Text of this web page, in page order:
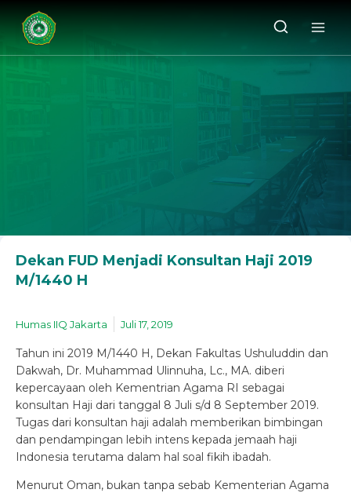
Dekan FUD Menjadi Konsultan Haji 2019
M/1440 H
Humas IIQ Jakarta Juli 17, 2019
Tahun ini 2019 M/1440 H, Dekan Fakultas Ushuluddin dan
Dakwah, Dr. Muhammad Ulinnuha, Lc., MA. diberi
kepercayaan oleh Kementrian Agama RI sebagai
konsultan Haji dari tanggal 8 Juli s/d 8 September 2019.
Tugas dari konsultan haji adalah memberikan bimbingan
dan pendampingan lebih intens kepada jemaah haji
Indonesia terutama dalam hal soal fikih ibadah.
Menurut Oman, bukan tanpa sebab Kementerian Agama